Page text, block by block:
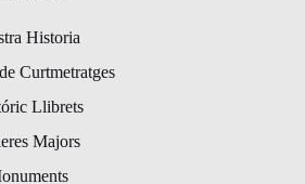
Historia
Curtmetratges
Llibrets
Majors